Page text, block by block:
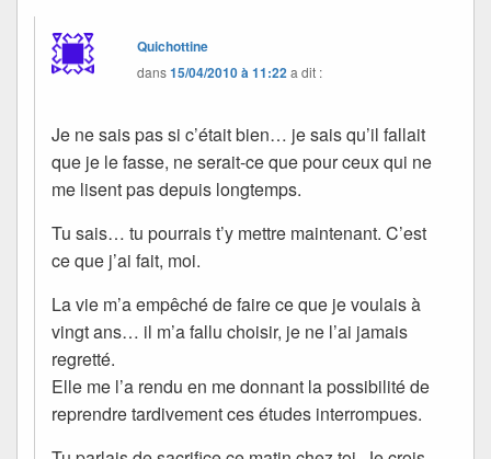
Quichottine
dans15/04/2010 à 11:22a dit :
Je ne sais pas si c’était bien… je sais qu’il fallait
que je le fasse, ne serait-ce que pour ceux qui ne
me lisent pas depuis longtemps.
Tu sais… tu pourrais t’y mettre maintenant. C’est
ce que j’ai fait, moi.
La vie m’a empêché de faire ce que je voulais à
vingt ans… il m’a fallu choisir, je ne l’ai jamais
regretté.
Elle me l’a rendu en me donnant la possibilité de
reprendre tardivement ces études interrompues.